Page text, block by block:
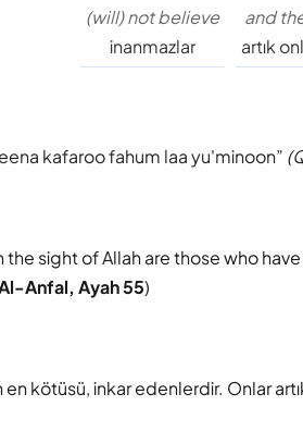
and
artık
(will) not believe
inanmazlar
kafaroo fahum laa yu'minoon
sight of Allah are those who
Anfal, Ayah 55)
kötüsü, inkar edenlerdir. Onlar